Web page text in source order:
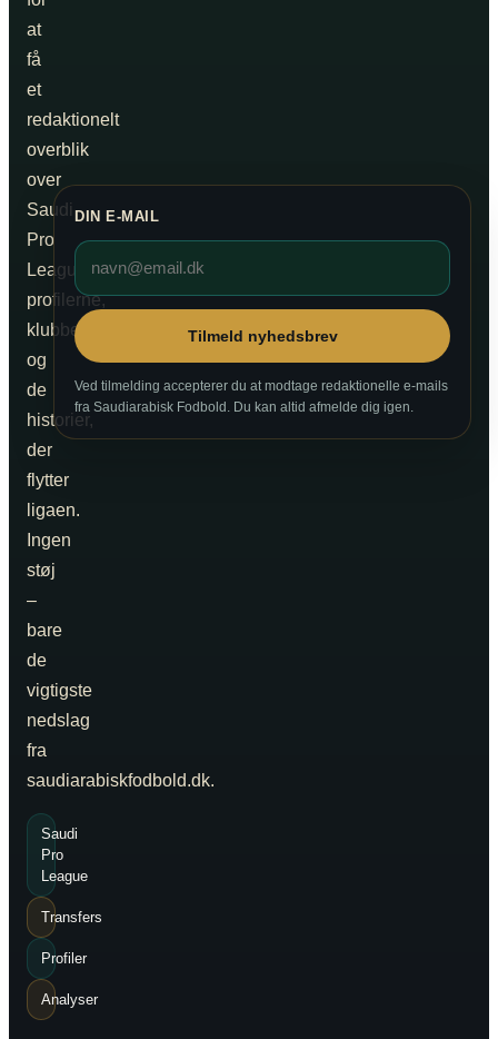
at
få
et
redaktionelt
overblik
over
Saudi
Pro
League,
profilerne,
klubberne
og
de
historier,
der
flytter
ligaen.
Ingen
støj
–
bare
de
vigtigste
nedslag
fra
saudiarabiskfodbold.dk.
Saudi
Pro
League
Transfers
Profiler
Analyser
DIN E-MAIL
Tilmeld nyhedsbrev
Ved tilmelding accepterer du at modtage redaktionelle e-mails
fra Saudiarabisk Fodbold. Du kan altid afmelde dig igen.